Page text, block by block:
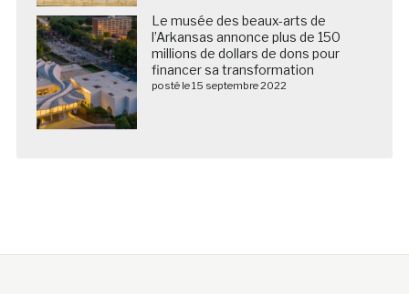
Le musée des beaux-arts de
l’Arkansas annonce plus de 150
millions de dollars de dons pour
financer sa transformation
posté le 15 septembre 2022